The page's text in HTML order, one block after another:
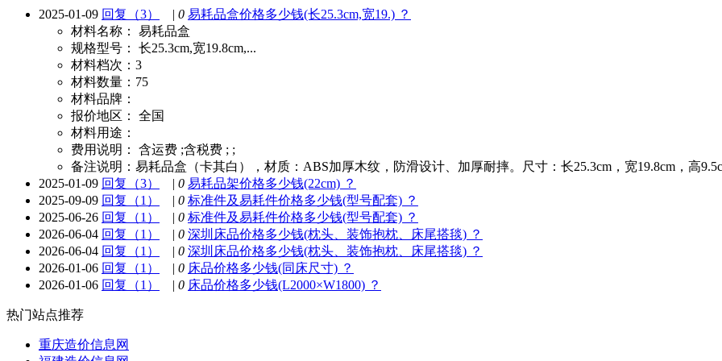
2025-01-09 回复（3） | 0 易耗品盒价格多少钱(长25.3cm,宽19.) ？
材料名称： 易耗品盒
规格型号： 长25.3cm,宽19.8cm,...
材料档次： 3
材料数量： 75
材料品牌：
报价地区： 全国
材料用途：
费用说明： 含运费 ;含税费 ; ;
备注说明： 易耗品盒（卡其白），材质：ABS加厚木纹，防滑设计、加厚耐摔。尺寸：长25.3cm，宽19.8cm，高
2025-01-09 回复（3） | 0 易耗品架价格多少钱(22cm) ？
2025-09-09 回复（1） | 0 标准件及易耗件价格多少钱(型号配套) ？
2025-06-26 回复（1） | 0 标准件及易耗件价格多少钱(型号配套) ？
2026-06-04 回复（1） | 0 深圳床品价格多少钱(枕头、装饰抱枕、床尾搭毯) ？
2026-06-04 回复（1） | 0 深圳床品价格多少钱(枕头、装饰抱枕、床尾搭毯) ？
2026-01-06 回复（1） | 0 床品价格多少钱(同床尺寸) ？
2026-01-06 回复（1） | 0 床品价格多少钱(L2000×W1800) ？
热门站点推荐
重庆造价信息网